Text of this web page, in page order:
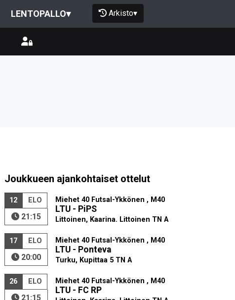
LENTOPALLO▾ Arkisto▾
Joukkueen ajankohtaiset ottelut
12 ELO
21:15
Miehet 40 Futsal-Ykkönen , M40
LTU - PiPS
Littoinen, Kaarina. Littoinen TN A
17 ELO
20:00
Miehet 40 Futsal-Ykkönen , M40
LTU - Ponteva
Turku, Kupittaa 5 TN A
26 ELO
21:15
Miehet 40 Futsal-Ykkönen , M40
LTU - FC RP